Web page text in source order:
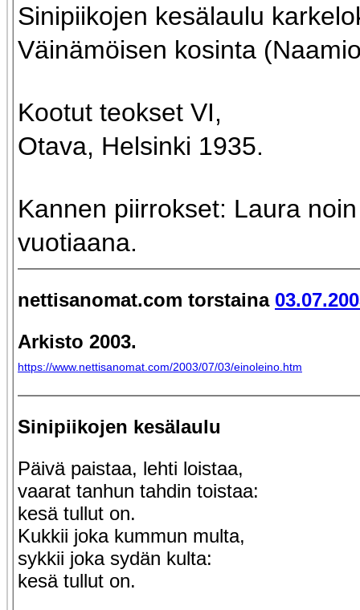
Sinipiikojen kesälaulu
Väinämöisen kosinta
Kootut teokset VI,
Otava, Helsinki 1935.
Kannen piirrokset: Laura
vuotiaana.
nettisanomat.com torstaina
Arkisto 2003.
https://www.nettisanomat.com/2003/07/03/einoleino.htm
Sinipiikojen kesälaulu
Päivä paistaa, lehti loistaa,
vaarat tanhun tahdin toistaa:
kesä tullut on.
Kukkii joka kummun multa,
sykkii joka sydän kulta:
kesä tullut on.